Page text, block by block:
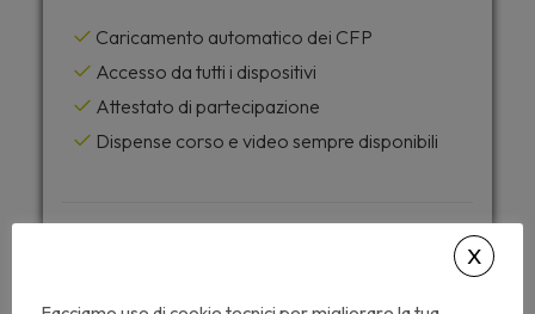
Caricamento automatico dei CFP
Accesso da tutti i dispositivi
Attestato di partecipazione
Dispense corso e video sempre disponibili